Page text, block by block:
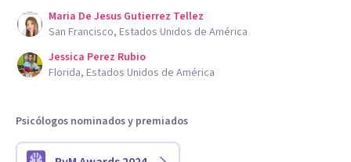
Maria De Jesus Gutierrez Tellez
San Francisco, Estados Unidos de América
Jessica Perez Rubio
Florida, Estados Unidos de América
Psicólogos nominados y premiados